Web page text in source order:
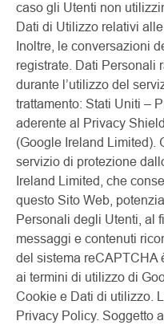
caso gli Utenti non
Dati di Utilizzo relativi
Inoltre, le conversazioni
registrate. Dati Personali
durante l’utilizzo del
trattamento: Stati Uniti –
aderente al Privacy
(Google Ireland Limited).
servizio di protezione
Ireland Limited, che
questo Sito Web,
Personali degli Utenti, al
messaggi e contenuti
del sistema reCAPTCHA
ai termini di utilizzo di
Cookie e Dati di utilizzo.
Privacy Policy. Soggetto